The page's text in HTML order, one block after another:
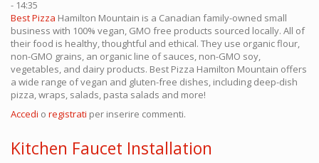
- 14:35
Best Pizza Hamilton Mountain is a Canadian family-owned small
business with 100% vegan, GMO free products sourced locally. All of
their food is healthy, thoughtful and ethical. They use organic flour,
non-GMO grains, an organic line of sauces, non-GMO soy,
vegetables, and dairy products. Best Pizza Hamilton Mountain offers
a wide range of vegan and gluten-free dishes, including deep-dish
pizza, wraps, salads, pasta salads and more!
Accedi o registrati per inserire commenti.
Kitchen Faucet Installation